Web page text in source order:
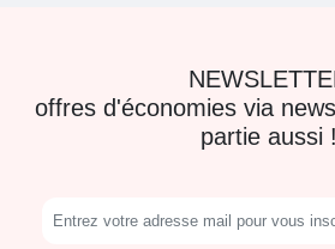
offres d'économies via
partie aussi !